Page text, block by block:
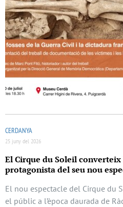
CERDANYA
25 juny del 2026
El Cirque du Soleil
protagonista del seu nou
El nou espectacle del Cirque du
el públic a l’època daurada de